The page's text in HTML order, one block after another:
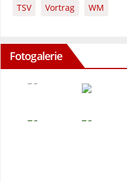
TSV
Vortrag WM
Fotogalerie